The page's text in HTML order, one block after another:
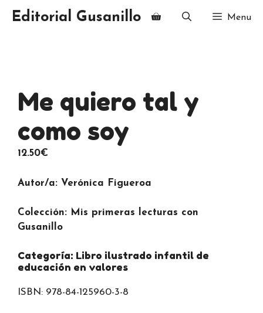
Editorial Gusanillo Menu
Me quiero tal y
como soy
12.50€
Autor/a: Verónica Figueroa
Colección: Mis primeras lecturas con
Gusanillo
Categoría: Libro ilustrado infantil de
educación en valores
ISBN: 978-84-125960-3-8